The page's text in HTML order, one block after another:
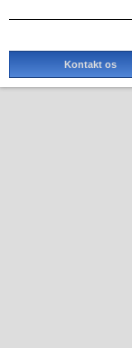
Kontakt os